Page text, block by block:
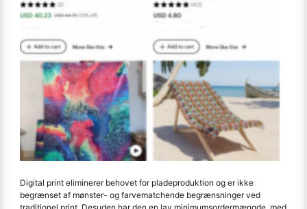
Digital print eliminerer behovet for pladeproduktion og er ikke
begrænset af mønster- og farvematchende begrænsninger ved